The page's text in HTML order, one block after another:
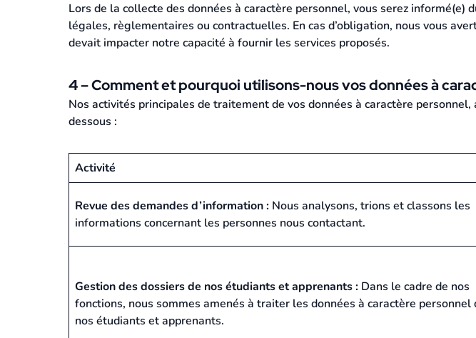
Lors de la collecte des données à caractère personnel, vous serez
légales, règlementaires ou contractuelles. En cas d’obligation, nous vous
devait impacter notre capacité à fournir les services proposés.
4 – Comment et pourquoi utilisons-nous vos données à
Nos activités principales de traitement de vos données à caractère
dessous :
Activité
Revue des demandes d’information : Nous analysons, trions et classons les
informations concernant les personnes nous contactant.
Gestion des dossiers de nos étudiants et apprenants : Dans le cadre de nos
fonctions, nous sommes amenés à traiter les données à caractère personnel
nos étudiants et apprenants.